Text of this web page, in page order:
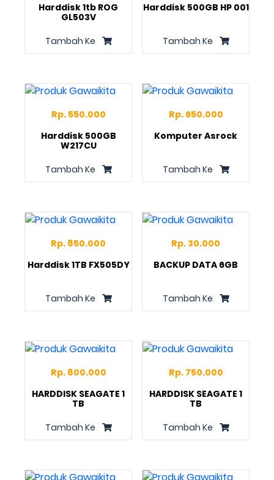
Harddisk 1tb ROG
GL503V
Tambah Ke
Harddisk 500GB HP 001
Tambah Ke
Rp. 550.000
Harddisk 500GB
W217CU
Tambah Ke
Rp. 650.000
Komputer Asrock
Tambah Ke
Rp. 850.000
Harddisk 1TB FX505DY
Tambah Ke
Rp. 30.000
BACKUP DATA 6GB
Tambah Ke
Rp. 800.000
HARDDISK SEAGATE 1
TB
Tambah Ke
Rp. 750.000
HARDDISK SEAGATE 1
TB
Tambah Ke